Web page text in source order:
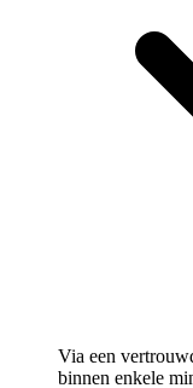
Via een
binnen enkele